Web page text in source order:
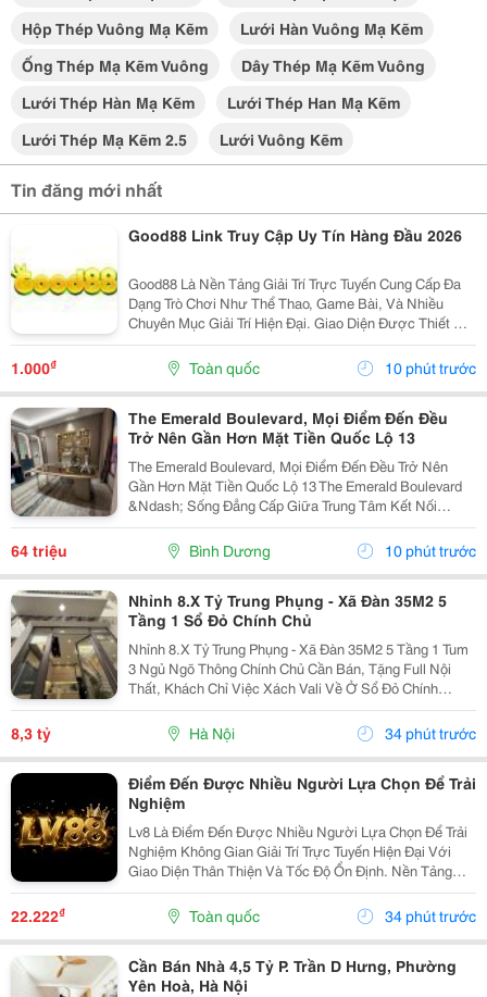
Hộp Thép Vuông Mạ Kẽm
Lưới Hàn Vuông Mạ Kẽm
Ống Thép Mạ Kẽm Vuông
Dây Thép Mạ Kẽm Vuông
Lưới Thép Hàn Mạ Kẽm
Lưới Thép Han Mạ Kẽm
Lưới Thép Mạ Kẽm 2.5
Lưới Vuông Kẽm
Tin đăng mới nhất
Good88 Link Truy Cập Uy Tín Hàng Đầu 2026
Good88 Là Nền Tảng Giải Trí Trực Tuyến Cung Cấp Đa
Dạng Trò Chơi Như Thể Thao, Game Bài, Và Nhiều
Chuyên Mục Giải Trí Hiện Đại. Giao Diện Được Thiết Kế
Trực Quan, Thân Thiện Với Người Dùng Trên Cả Điện
Thoại Và Máy Tính. Hệ Thống Bảo Mật Hiện Đại...
1.000₫ Toàn quốc 10 phút trước
The Emerald Boulevard, Mọi Điểm Đến Đều
Trở Nên Gần Hơn Mặt Tiền Quốc Lộ 13
The Emerald Boulevard, Mọi Điểm Đến Đều Trở Nên
Gần Hơn Mặt Tiền Quốc Lộ 13 The Emerald Boulevard
&Ndash; Sống Đẳng Cấp Giữa Trung Tâm Kết Nối
Tp.hcm Bạn Đang Tìm Một Căn Hộ Vừa Để Ở, Vừa Có
Tiềm Năng Đầu Tư Mạnh? The Emerald Boulevard
Chính Là...
64 triệu Bình Dương 10 phút trước
Nhỉnh 8.X Tỷ Trung Phụng - Xã Đàn 35M2 5
Tầng 1 Sổ Đỏ Chính Chủ
Nhỉnh 8.X Tỷ Trung Phụng - Xã Đàn 35M2 5 Tầng 1 Tum
3 Ngủ Ngõ Thông Chính Chủ Cần Bán, Tặng Full Nội
Thất, Khách Chỉ Việc Xách Vali Về Ở Sổ Đỏ Chính
Chủ(Nói Không Với Quy Hoạch) Mr Cường 0936161345
8,3 tỷ Hà Nội 34 phút trước
Điểm Đến Được Nhiều Người Lựa Chọn Để Trải
Nghiệm
Lv8 Là Điểm Đến Được Nhiều Người Lựa Chọn Để Trải
Nghiệm Không Gian Giải Trí Trực Tuyến Hiện Đại Với
Giao Diện Thân Thiện Và Tốc Độ Ổn Định. Nền Tảng
Cung Cấp Đa Dạng Trò Chơi, Cập Nhật Thường Xuyên,
Hỗ Trợ Trên Nhiều Thiết Bị Và Mang Đến Trải Nghiệm...
22.222₫ Toàn quốc 34 phút trước
Cần Bán Nhà 4,5 Tỷ P. Trần D Hưng, Phường
Yên Hoà, Hà Nội